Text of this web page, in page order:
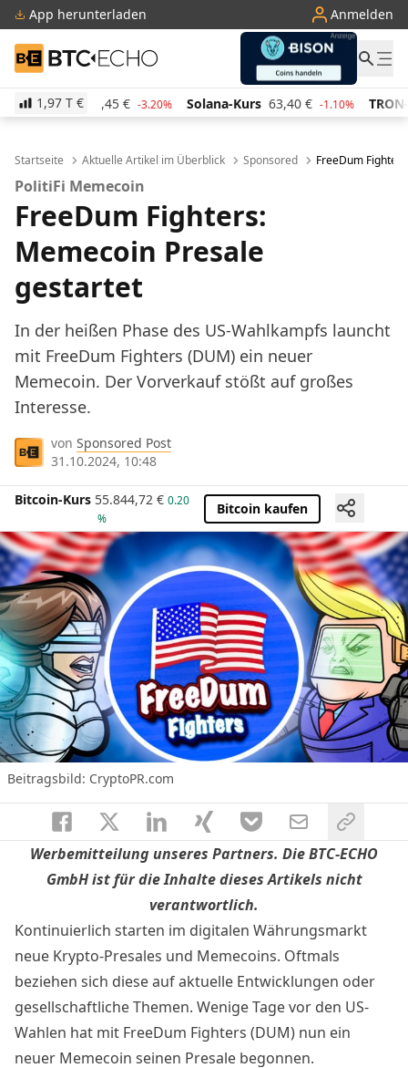
App herunterladen Anmelden
BTC-ECHO
1,97 T €
48,45 € -3.20% Solana-Kurs 63,40 € -1.10% TRON-Kurs
Startseite Aktuelle Artikel im Überblick Sponsored FreeDum
PolitiFi Memecoin
FreeDum Fighters:
Memecoin Presale
gestartet
In der heißen Phase des US-Wahlkampfs launcht
mit FreeDum Fighters (DUM) ein neuer
Memecoin. Der Vorverkauf stößt auf großes
Interesse.
von Sponsored Post
31.10.2024, 10:48
Bitcoin-Kurs 55.844,72 € 0.20
%
Bitcoin kaufen
Beitragsbild: CryptoPR.com
Werbemitteilung unseres Partners. Die BTC-ECHO
GmbH ist für die Inhalte dieses Artikels nicht
verantwortlich.
Kontinuierlich starten im digitalen Währungsmarkt
neue Krypto-Presales und Memecoins. Oftmals
beziehen sich diese auf aktuelle Entwicklungen oder
gesellschaftliche Themen. Wenige Tage vor den US-
Wahlen hat mit FreeDum Fighters (DUM) nun ein
neuer Memecoin seinen Presale begonnen.